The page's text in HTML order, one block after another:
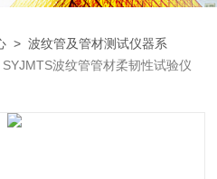
>波纹管及管材测试仪器系
SYJMTS波纹管管材柔韧性试验仪